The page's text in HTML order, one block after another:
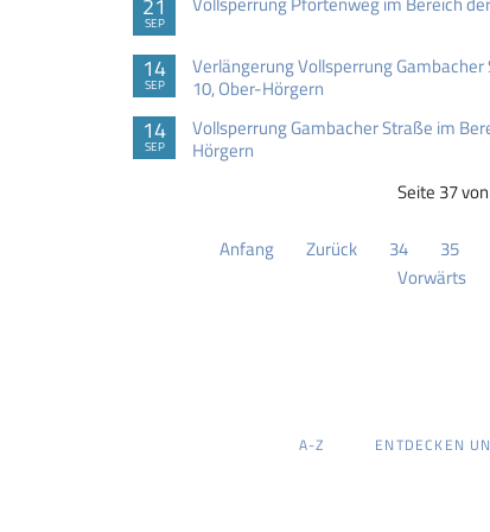
SEP
14
SEP
Verlängerung Vollsperrung
10, Ober-Hörgern
14
SEP
Vollsperrung Gambacher Straße im
Hörgern
Seite 37
Anfang Zurück 34 35
Vorwärts
ÜBERSPRINGEN
A-Z ENTDECKEN